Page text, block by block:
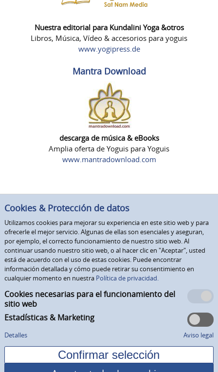
Nuestra editorial para Kundalini Yoga &otros
Libros, Música, Vídeo & accesorios para yoguis
www.yogipress.de
Mantra Download
descarga de música & eBooks
Amplia oferta de Yoguis para Yoguis
www.mantradownload.com
Cookies & Protección de datos
Utilizamos cookies para mejorar su experiencia en este sitio web y para
ofrecerle el mejor servicio. Algunas de ellas son esenciales y aseguran,
por ejemplo, el correcto funcionamiento de nuestro sitio web. Al
continuar usando nuestro sitio web, o al hacer clic en "Aceptar", usted
está de acuerdo con el uso de estas cookies. Puede encontrar
información detallada y cómo puede retirar su consentimiento en
cualquier momento en nuestra Política de privacidad.
Cookies necesarias para el funcionamiento del
sitio web
Estadísticas & Marketing
Detalles Aviso legal